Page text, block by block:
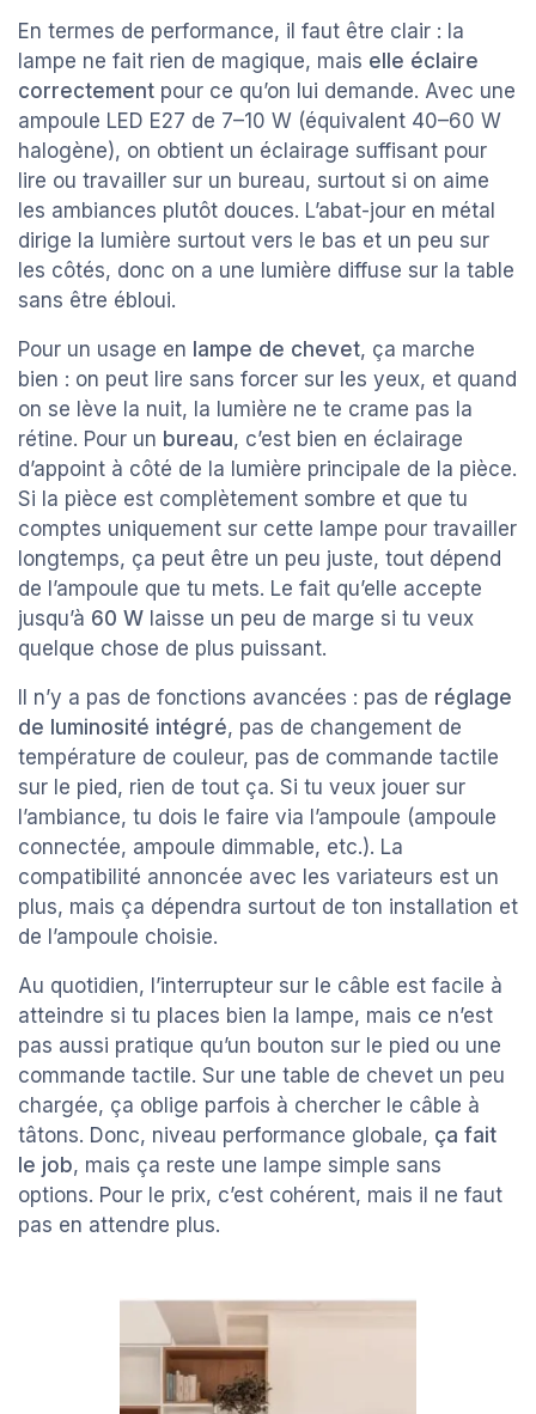
En termes de performance, il faut être clair : la
lampe ne fait rien de magique, mais elle éclaire
correctement pour ce qu’on lui demande. Avec une
ampoule LED E27 de 7–10 W (équivalent 40–60 W
halogène), on obtient un éclairage suffisant pour
lire ou travailler sur un bureau, surtout si on aime
les ambiances plutôt douces. L’abat-jour en métal
dirige la lumière surtout vers le bas et un peu sur
les côtés, donc on a une lumière diffuse sur la table
sans être ébloui.
Pour un usage en lampe de chevet, ça marche
bien : on peut lire sans forcer sur les yeux, et quand
on se lève la nuit, la lumière ne te crame pas la
rétine. Pour un bureau, c’est bien en éclairage
d’appoint à côté de la lumière principale de la pièce.
Si la pièce est complètement sombre et que tu
comptes uniquement sur cette lampe pour travailler
longtemps, ça peut être un peu juste, tout dépend
de l’ampoule que tu mets. Le fait qu’elle accepte
jusqu’à 60 W laisse un peu de marge si tu veux
quelque chose de plus puissant.
Il n’y a pas de fonctions avancées : pas de réglage
de luminosité intégré, pas de changement de
température de couleur, pas de commande tactile
sur le pied, rien de tout ça. Si tu veux jouer sur
l’ambiance, tu dois le faire via l’ampoule (ampoule
connectée, ampoule dimmable, etc.). La
compatibilité annoncée avec les variateurs est un
plus, mais ça dépendra surtout de ton installation et
de l’ampoule choisie.
Au quotidien, l’interrupteur sur le câble est facile à
atteindre si tu places bien la lampe, mais ce n’est
pas aussi pratique qu’un bouton sur le pied ou une
commande tactile. Sur une table de chevet un peu
chargée, ça oblige parfois à chercher le câble à
tâtons. Donc, niveau performance globale, ça fait
le job, mais ça reste une lampe simple sans
options. Pour le prix, c’est cohérent, mais il ne faut
pas en attendre plus.